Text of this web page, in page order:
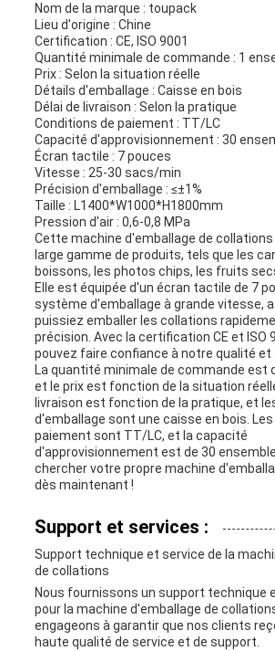
Nom de la marque : toupack
Lieu d'origine : Chine
Certification : CE, ISO 9001
Quantité minimale de commande : 1
Prix : Selon la situation réelle
Détails d'emballage : Caisse en bois
Délai de livraison : Selon la pratique
Conditions de paiement : TT/LC
Capacité d'approvisionnement : 30
Écran tactile : 7 pouces
Vitesse : 25-30 sacs/min
Précision d'emballage : ≤±1%
Taille : L1400*W1000*H1800mm
Pression d'air : 0,6-0,8 MPa
Cette machine d'emballage de
large gamme de produits, tels que les
boissons, les photos chips, les fruits
Elle est équipée d'un écran tactile de 7
système d'emballage à grande vitesse,
puissiez emballer les collations
précision. Avec la certification CE et ISO
pouvez faire confiance à notre qualité
La quantité minimale de commande est
et le prix est fonction de la situation
livraison est fonction de la pratique, et
d'emballage sont une caisse en bois.
paiement sont TT/LC, et la capacité
d'approvisionnement est de 30
chercher votre propre machine
dès maintenant !
Support et services :
Support technique et service de la
de collations
Nous fournissons un support technique
pour la machine d'emballage de
engageons à garantir que nos clients
haute qualité de service et de support.